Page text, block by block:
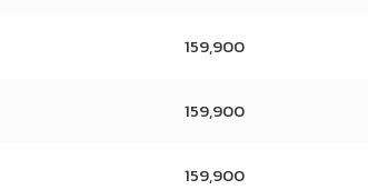
159,900
159,900
159,900